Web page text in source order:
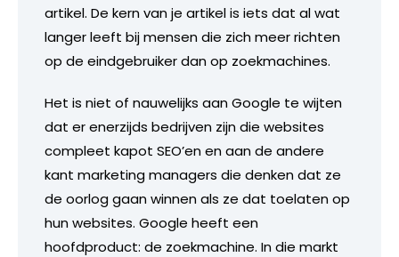
artikel. De kern van je artikel is iets dat al wat
langer leeft bij mensen die zich meer richten
op de eindgebruiker dan op zoekmachines.
Het is niet of nauwelijks aan Google te wijten
dat er enerzijds bedrijven zijn die websites
compleet kapot SEO’en en aan de andere
kant marketing managers die denken dat ze
de oorlog gaan winnen als ze dat toelaten op
hun websites. Google heeft een
hoofdproduct: de zoekmachine. In die markt